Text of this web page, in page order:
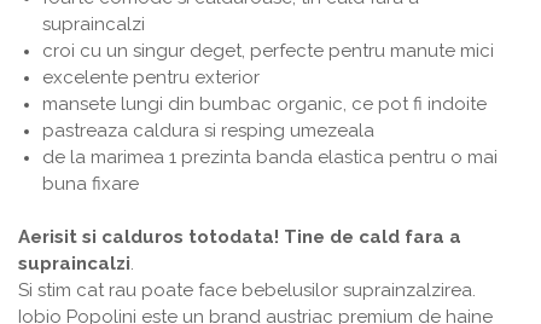
supraincalzi
croi cu un singur deget, perfecte pentru manute mici
excelente pentru exterior
mansete lungi din bumbac organic, ce pot fi indoite
pastreaza caldura si resping umezeala
de la marimea 1 prezinta banda elastica pentru o mai
buna fixare
Aerisit si calduros totodata! Tine de cald fara a
supraincalzi.
Si stim cat rau poate face bebelusilor suprainzalzirea.
Iobio Popolini este un brand austriac premium de haine